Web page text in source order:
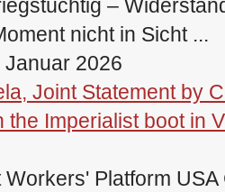
–
nicht in Sicht ...
Januar 2026
Joint Statement by
the Imperialist boot in
Platform